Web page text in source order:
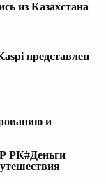
из Казахстана
представлен
и
РК#Деньги